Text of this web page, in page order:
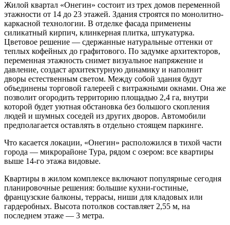
Жилой квартал «Онегин» состоит из трех домов переменной
этажности от 14 до 23 этажей. Здания строятся по монолитно-
каркасной технологии. В отделке фасада применены
силикатный кирпич, клинкерная плитка, штукатурка.
Цветовое решение — сдержанные натуральные оттенки от
теплых кофейных до графитового. По задумке архитекторов,
переменная этажность снимет визуальное напряжение и
давление, создаст архитектурную динамику и наполнит
дворы естественным светом. Между собой здания будут
объединены торговой галереей с витражными окнами. Она же
позволит огородить территорию площадью 2,4 га, внутри
которой будет уютная обстановка без большого скопления
людей и шумных соседей из других дворов. Автомобили
предполагается оставлять в отдельно стоящем паркинге.
Что касается локации, «Онегин» расположился в тихой части
города — микрорайоне Тура, рядом с озером: все квартиры
выше 14-го этажа видовые.
Квартиры в жилом комплексе включают популярные сегодня
планировочные решения: большие кухни-гостиные,
французские балконы, террасы, ниши для кладовых или
гардеробных. Высота потолков составляет 2,55 м, на
последнем этаже — 3 метра.